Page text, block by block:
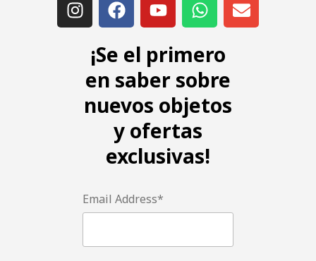
¡Se el primero
en saber sobre
nuevos objetos
y ofertas
exclusivas!
Email Address*